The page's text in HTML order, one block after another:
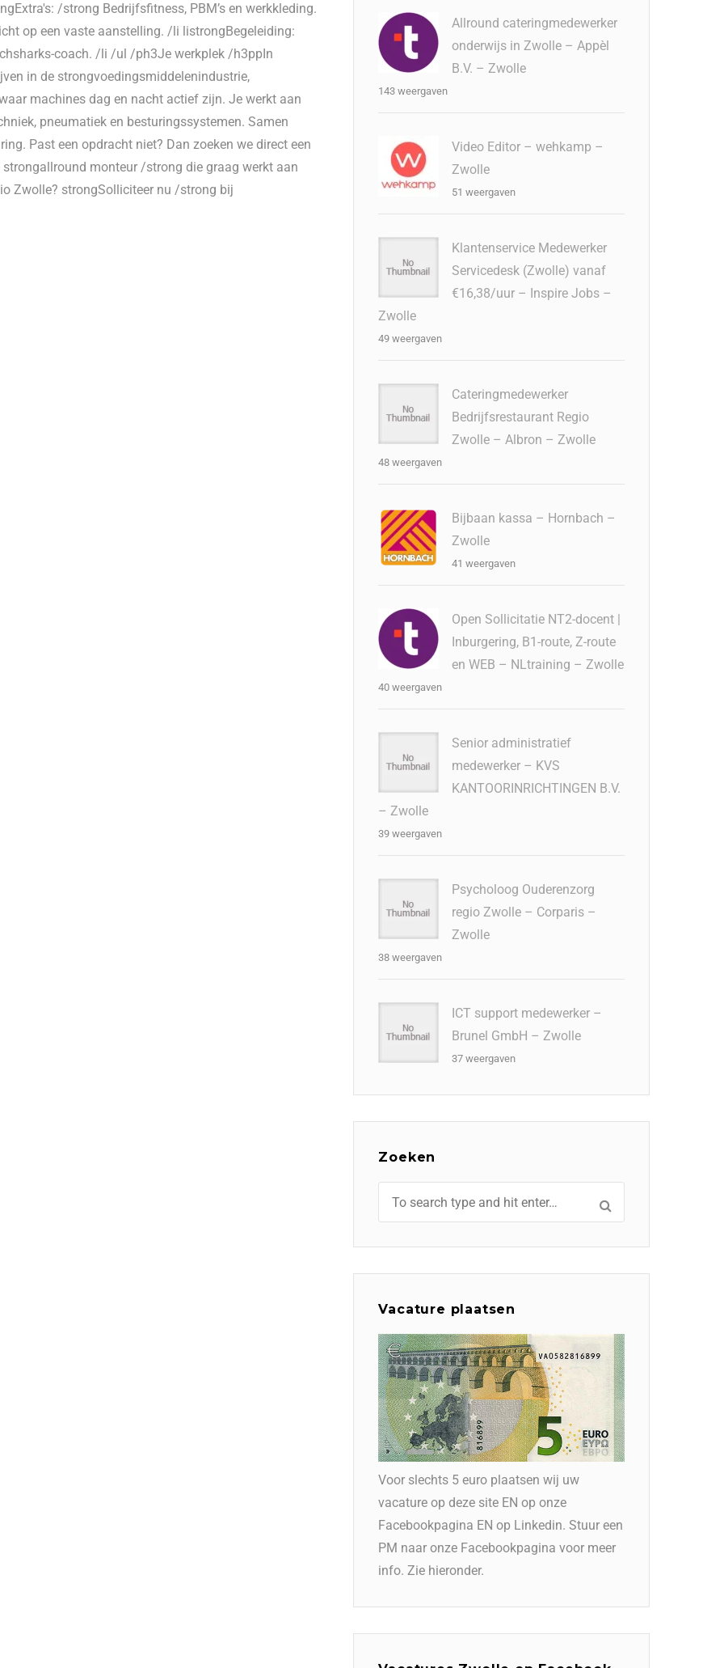
/strong Bedrijfsfitness, PBM’s en werkkleding.
op een vaste aanstelling. /li listrongBegeleiding:
coach. /li /ul /ph3Je werkplek /h3ppIn
in de strongvoedingsmiddelenindustrie,
machines dag en nacht actief zijn. Je werkt aan
pneumatiek en besturingssystemen. Samen
Past een opdracht niet? Dan zoeken we direct een
monteur /strong die graag werkt aan
Zwolle? strongSolliciteer nu /strong bij
Allround cateringmedewerker
onderwijs in Zwolle – Appèl
B.V. – Zwolle
143 weergaven
Video Editor – wehkamp –
Zwolle
51 weergaven
Klantenservice Medewerker
Servicedesk (Zwolle) vanaf
€16,38/uur – Inspire Jobs –
Zwolle
49 weergaven
Cateringmedewerker
Bedrijfsrestaurant Regio
Zwolle – Albron – Zwolle
48 weergaven
Bijbaan kassa – Hornbach –
Zwolle
41 weergaven
Open Sollicitatie NT2-docent |
Inburgering, B1-route, Z-route
en WEB – NLtraining – Zwolle
40 weergaven
Senior administratief
medewerker – KVS
KANTOORINRICHTINGEN B.V.
– Zwolle
39 weergaven
Psycholoog Ouderenzorg
regio Zwolle – Corparis –
Zwolle
38 weergaven
ICT support medewerker –
Brunel GmbH – Zwolle
37 weergaven
Zoeken
Vacature plaatsen
Voor slechts 5 euro plaatsen wij uw
vacature op deze site EN op onze
Facebookpagina EN op Linkedin. Stuur een
PM naar onze Facebookpagina voor meer
info. Zie hieronder.